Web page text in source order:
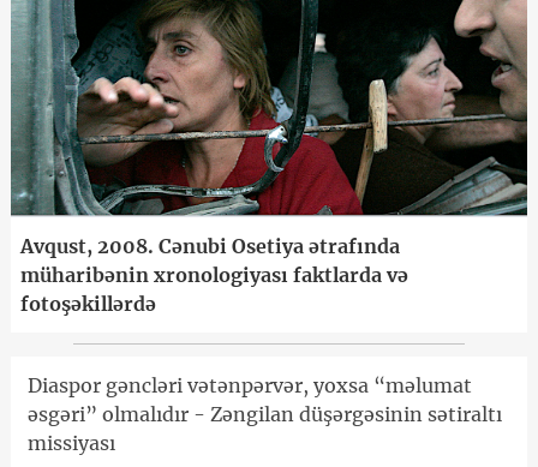
Avqust, 2008. Cənubi Osetiya ətrafında
müharibənin xronologiyası faktlarda və
fotoşəkillərdə
Diaspor gəncləri vətənpərvər, yoxsa “məlumat
əsgəri” olmalıdır - Zəngilan düşərgəsinin sətiraltı
missiyası